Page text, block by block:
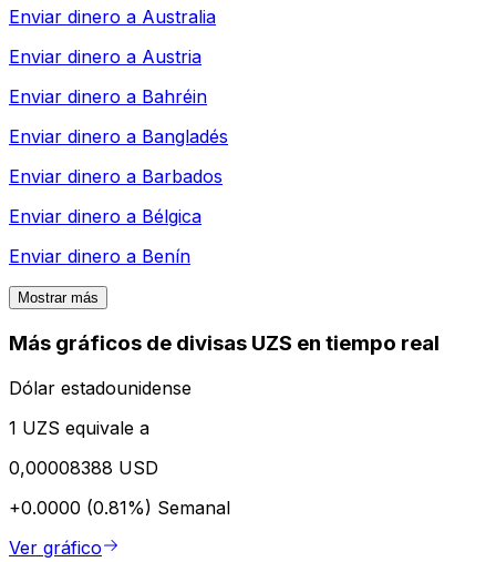
Enviar dinero a Australia
Enviar dinero a Austria
Enviar dinero a Bahréin
Enviar dinero a Bangladés
Enviar dinero a Barbados
Enviar dinero a Bélgica
Enviar dinero a Benín
Mostrar más
Más gráficos de divisas UZS en tiempo real
Dólar estadounidense
1 UZS equivale a
0,00008388 USD
+0.0000 (0.81%) Semanal
Ver gráfico